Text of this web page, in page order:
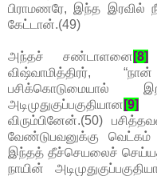
பிராமணரே, இந்த இரவில்
கேட்டான்.(49)
அந்தச் சண்டாளனை [8]
விஷ்வாமித்திரர்,
பசிக்கொடுமையால்
அடிமுதுகுப்பகுதியான [9]
விரும்பினேன்.(50)
வேண்டுபவனுக்கு
இந்தத் தீச்செயலைச்
நாயின்